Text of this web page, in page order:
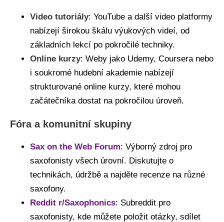
Video tutoriály: YouTube a další video platformy
nabízejí širokou škálu výukových videí, od
základních lekcí po pokročilé techniky.
Online kurzy: Weby jako Udemy, Coursera nebo
i soukromé hudební akademie nabízejí
strukturované online kurzy, které mohou
začátečníka dostat na pokročilou úroveň.
Fóra a komunitní skupiny
Sax on the Web Forum: Výborný zdroj pro
saxofonisty všech úrovní. Diskutujte o
technikách, údržbě a najděte recenze na různé
saxofony.
Reddit r/Saxophonics: Subreddit pro
saxofonisty, kde můžete položit otázky, sdílet